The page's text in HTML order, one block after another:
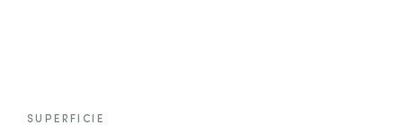
SUPERFICIE